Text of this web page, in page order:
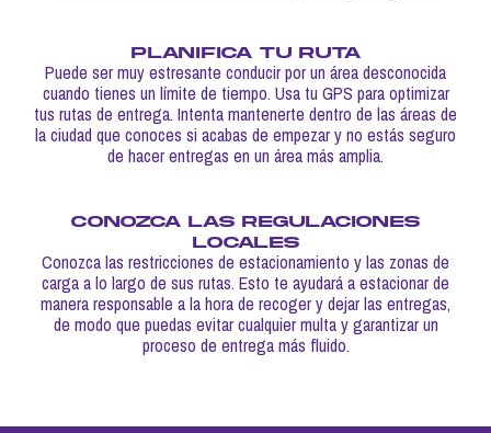
PLANIFICA TU RUTA
Puede ser muy estresante conducir por un área desconocida
cuando tienes un límite de tiempo. Usa tu GPS para optimizar
tus rutas de entrega. Intenta mantenerte dentro de las áreas de
la ciudad que conoces si acabas de empezar y no estás seguro
de hacer entregas en un área más amplia.
CONOZCA LAS REGULACIONES
LOCALES
Conozca las restricciones de estacionamiento y las zonas de
carga a lo largo de sus rutas. Esto te ayudará a estacionar de
manera responsable a la hora de recoger y dejar las entregas,
de modo que puedas evitar cualquier multa y garantizar un
proceso de entrega más fluido.